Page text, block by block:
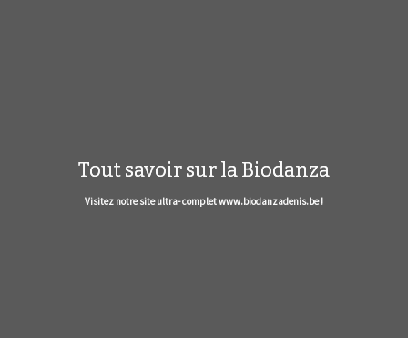
Tout savoir sur la Biodanza
Visitez notre site ultra- complet www.biodanzadenis.be !